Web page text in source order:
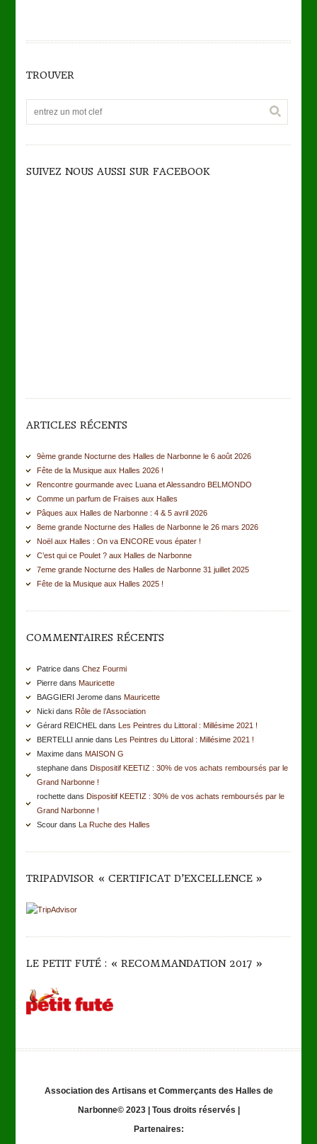
TROUVER
SUIVEZ NOUS AUSSI SUR FACEBOOK
ARTICLES RÉCENTS
9ème grande Nocturne des Halles de Narbonne le 6 août 2026
Fête de la Musique aux Halles 2026 !
Rencontre gourmande avec Luana et Alessandro BELMONDO
Comme un parfum de Fraises aux Halles
Pâques aux Halles de Narbonne : 4 & 5 avril 2026
8eme grande Nocturne des Halles de Narbonne le 26 mars 2026
Noël aux Halles : On va ENCORE vous épater !
C’est qui ce Poulet ? aux Halles de Narbonne
7eme grande Nocturne des Halles de Narbonne 31 juillet 2025
Fête de la Musique aux Halles 2025 !
COMMENTAIRES RÉCENTS
Patrice dansChez Fourmi
Pierre dans Mauricette
BAGGIERI Jerome dans Mauricette
Nicki dans Rôle de l’Association
Gérard REICHEL dans Les Peintres du Littoral : Millésime 2021 !
BERTELLI annie dans Les Peintres du Littoral : Millésime 2021 !
Maxime dans MAISON G
stephane dans Dispositif KEETIZ : 30% de vos achats remboursés par le
Grand Narbonne !
rochette dans Dispositif KEETIZ : 30% de vos achats remboursés par le
Grand Narbonne !
Scour dans La Ruche des Halles
TRIPADVISOR « CERTIFICAT D’EXCELLENCE »
LE PETIT FUTÉ : « RECOMMANDATION 2017 »
Association des Artisans et Commerçants des Halles de
Narbonne© 2023 | Tous droits réservés |
Partenaires: